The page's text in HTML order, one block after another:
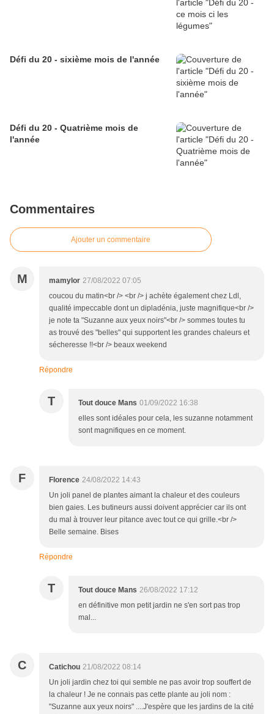
Défi du 20 - sixième mois de l'année
Défi du 20 - Quatrième mois de
l'année
Commentaires
Ajouter un commentaire
M mamylor 27/08/2022 07:05
coucou du matin<br /> <br /> j achète également chez Ldl,
qualité impeccable dont un dipladénia, juste magnifique<br />
je note ta "Suzanne aux yeux noirs"<br /> sommes toutes tu
as trouvé des "belles" qui supportent les grandes chaleurs et
sécheresse !!<br /> beaux weekend
Répondre
T Tout douce Mans 01/09/2022 16:38
elles sont idéales pour cela, les suzanne notamment
sont magnifiques en ce moment.
F Florence 24/08/2022 14:43
Un joli panel de plantes aimant la chaleur et des couleurs
bien gaies. Les butineurs aussi doivent apprécier car ils ont
du mal à trouver leur pitance avec tout ce qui grille.<br />
Belle semaine. Bises
Répondre
T Tout douce Mans 26/08/2022 17:12
en définitive mon petit jardin ne s'en sort pas trop
mal...
C Catichou 21/08/2022 08:14
Un joli jardin chez toi qui semble ne pas avoir trop souffert de
la chaleur ! Je ne connais pas cette plante au joli nom :
"Suzanne aux yeux noirs" ....J'espère que les jardins de la cité